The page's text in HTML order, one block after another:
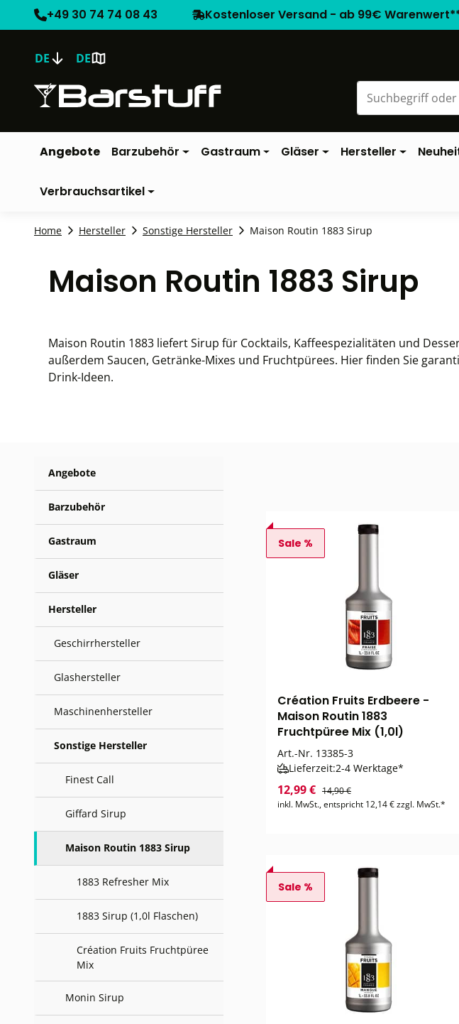
+49 30 74 74 08 43 Kostenloser Versand - ab 99€
DE DE
Angebote Barzubehör Gastraum Gläser Hersteller
Verbrauchsartikel
Home Hersteller Sonstige Hersteller Maison Routin 1883 Sirup
Maison Routin 1883 Sirup
Maison Routin 1883 liefert Sirup für Cocktails, Kaffeespezialitäten und
außerdem Saucen, Getränke-Mixes und Fruchtpürees. Hier finden Sie
Drink-Ideen.
Angebote
Barzubehör
Gastraum
Gläser
Hersteller
Geschirrhersteller
Glashersteller
Maschinenhersteller
Sonstige Hersteller
Finest Call
Giffard Sirup
Maison Routin 1883 Sirup
1883 Refresher Mix
1883 Sirup (1,0l Flaschen)
Création Fruits Fruchtpüree
Mix
Monin Sirup
Sale %
Création Fruits Erdbeere -
Maison Routin 1883
Fruchtpüree Mix (1,0l)
Art.-Nr. 13385-3
Lieferzeit:2-4 Werktage*
12,99 € 14,90 €
inkl. MwSt., entspricht 12,14 € zzgl. MwSt.*
Sale %